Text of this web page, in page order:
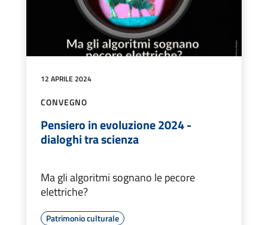
12 APRILE 2024
CONVEGNO
Pensiero in evoluzione 2024 -
dialoghi tra scienza
Ma gli algoritmi sognano le pecore
elettriche?
Patrimonio culturale